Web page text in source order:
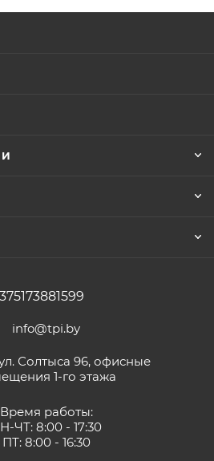
info@tpi.by
Солтыса 96, офисные
1-го этажа
Время работы:
ЧТ: 8:00 - 17:30
ПТ: 8:00 - 16:30